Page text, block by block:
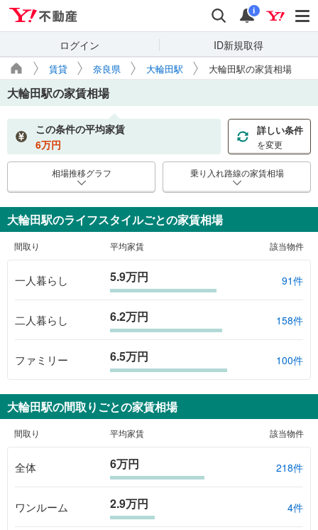
検索 通知
i
ログイン ID新規取得
賃貸 奈良県 大輪田駅 大輪田駅の家賃相場
大輪田駅の家賃相場
この条件の平均家賃
6万円
詳しい条件
を変更
相場推移グラフ 乗り入れ路線の家賃相場
大輪田駅のライフスタイルごとの家賃相場
間取り 平均家賃 該当物件
一人暮らし 5.9万円 91件
二人暮らし 6.2万円 158件
ファミリー 6.5万円 100件
大輪田駅の間取りごとの家賃相場
間取り 平均家賃 該当物件
全体 6万円 218件
ワンルーム 2.9万円 4件